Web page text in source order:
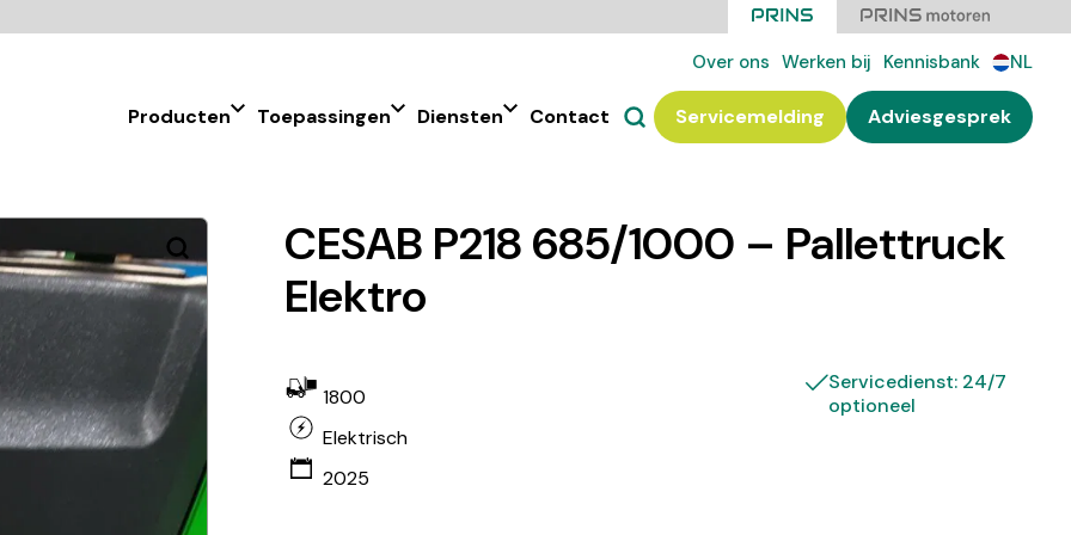
Over ons Werken bij Kennisbank NL
Producten Toepassingen Diensten Contact Servicemelding Adviesgesprek
CESAB P218 685/1000 – Pallettruck
Elektro
1800
Elektrisch
2025
Servicedienst: 24/7
optioneel